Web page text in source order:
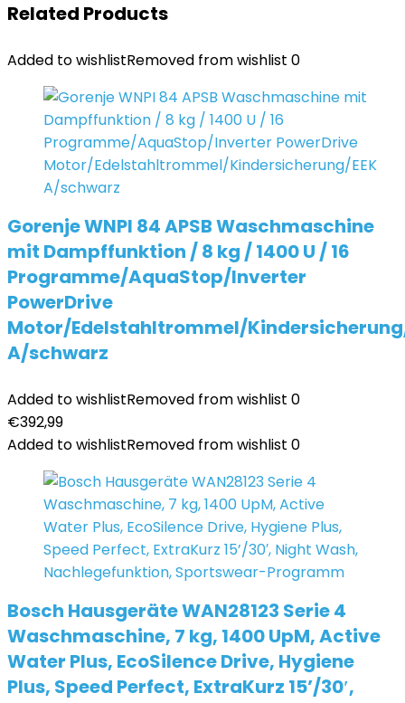
Related Products
Added to wishlistRemoved from wishlist 0
Gorenje WNPI 84 APSB Waschmaschine
mit Dampffunktion / 8 kg / 1400 U / 16
Programme/AquaStop/Inverter
PowerDrive
Motor/Edelstahltrommel/Kindersicherung/
A/schwarz
Added to wishlistRemoved from wishlist 0
€392,99
Added to wishlistRemoved from wishlist 0
Bosch Hausgeräte WAN28123 Serie 4
Waschmaschine, 7 kg, 1400 UpM, Active
Water Plus, EcoSilence Drive, Hygiene
Plus, Speed Perfect, ExtraKurz 15’/30′,